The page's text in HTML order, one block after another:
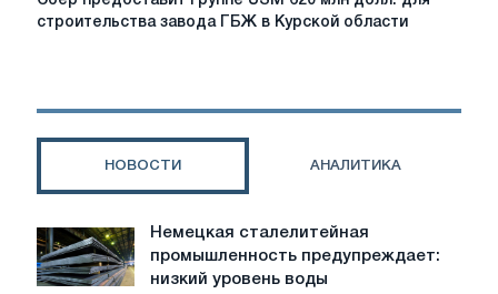
предоставит
млн
завода
в
Курской
строительства завода ГБЖ в Курской области
НОВОСТИ АНАЛИТИКА
Немецкая
сталелитейная
промышленность
Немецкая сталелитейная
промышленность предупреждает:
низкий уровень воды